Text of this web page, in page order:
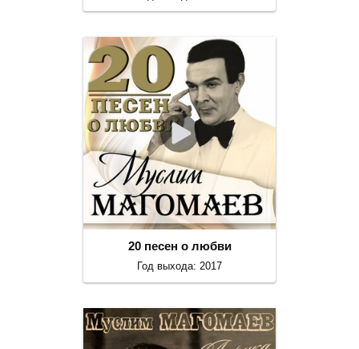
20 песен о любви
Год выхода: 2017